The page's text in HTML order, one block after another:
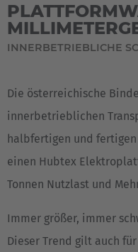
Español
Français
INNERBETRIEBLICHE
Die österreichische
innerbetrieblichen
halbfertigen und
einen Hubtex
Tonnen Nutzlast und
Immer größer, immer
Dieser Trend gilt auch